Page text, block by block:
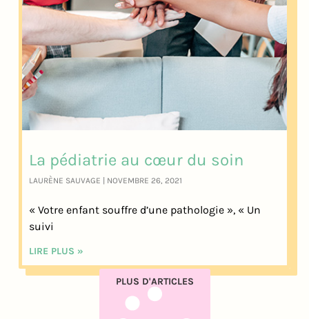
La pédiatrie au cœur du soin
LAURÈNE SAUVAGE NOVEMBRE 26, 2021
« Votre enfant souffre d’une pathologie », « Un
suivi
LIRE PLUS »
PLUS D'ARTICLES